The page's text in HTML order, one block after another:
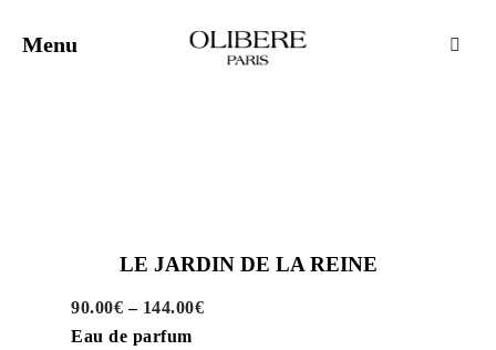
Menu
LE JARDIN DE LA REINE
90.00€ – 144.00€
Eau de parfum